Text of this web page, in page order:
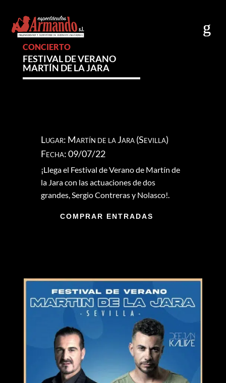
CONCIERTO
FESTIVAL DE VERANO
MARTÍN DE LA JARA
Lugar: Martín de la Jara (Sevilla)
Fecha: 09/07/22
¡Llega el Festival de Verano de Martín de
la Jara con las actuaciones de dos
grandes, Sergio Contreras y Nolasco!.
COMPRAR ENTRADAS